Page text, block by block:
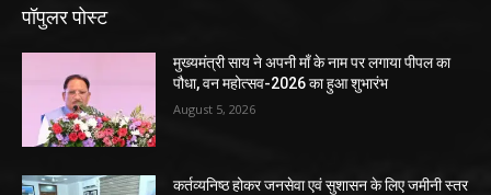
पॉपुलर पोस्ट
मुख्यमंत्री साय ने अपनी माँ के नाम पर लगाया पीपल का
पौधा, वन महोत्सव-2026 का हुआ शुभारंभ
August 5, 2026
कर्तव्यनिष्ठ होकर जनसेवा एवं सुशासन के लिए जमीनी स्तर